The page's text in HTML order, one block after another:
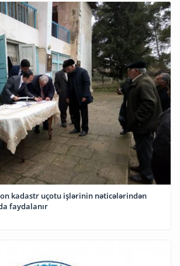
kadastr uçotu işlərinin nəticələrindən
faydalanır